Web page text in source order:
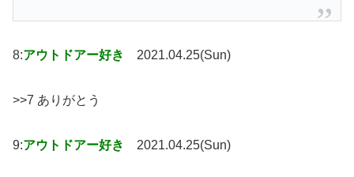
8:アウトドアー好き 2021.04.25(Sun)
>>7 ありがとう
9:アウトドアー好き 2021.04.25(Sun)